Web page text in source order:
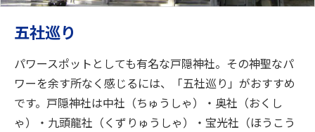
五社巡り
パワースポットとしても有名な戸隠神社。その神聖なパ
ワーを余す所なく感じるには、「五社巡り」がおすすめ
です。戸隠神社は中社（ちゅうしゃ）・奥社（おくし
ゃ）・九頭龍社（くずりゅうしゃ）・宝光社（ほうこう